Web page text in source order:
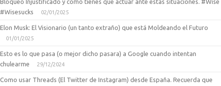
Bloqueo Injustificado y como tienes que actuar ante estas situaciones. #Wise
#Wisesucks
02/01/2025
Elon Musk: El Visionario (un tanto extraño) que está Moldeando el Futuro
01/01/2025
Esto es lo que pasa (o mejor dicho pasara) a Google cuando intentan
chulearme
29/12/2024
Como usar Threads (El Twitter de Instagram) desde España. Recuerda que